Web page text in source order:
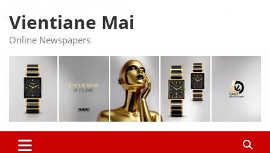
Vientiane Mai
Online Newspapers